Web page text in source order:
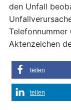
den Unfall
Aktenzeichen
teilen
teilen